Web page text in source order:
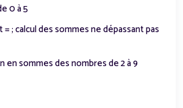
0 à 5
= ; calcul des sommes ne dépassant pas
en sommes des nombres de 2 à 9